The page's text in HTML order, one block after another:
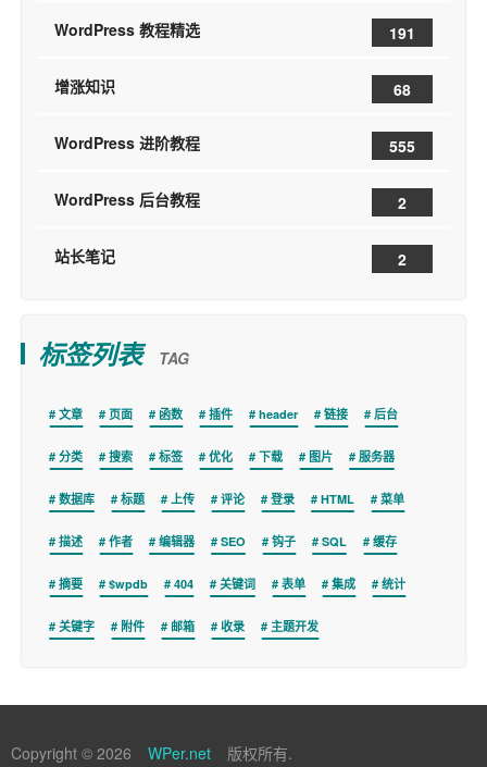
WordPress 教程精选 191
增涨知识 68
WordPress 进阶教程 555
WordPress 后台教程 2
站长笔记 2
标签列表 TAG
文章 页面 函数 插件 header 链接 后台
分类 搜索 标签 优化 下载 图片 服务器
数据库 标题 上传 评论 登录 HTML 菜单
描述 作者 编辑器 SEO 钩子 SQL 缓存
摘要 $wpdb 404 关键词 表单 集成 统计
关键字 附件 邮箱 收录 主题开发
Copyright © 2026 WPer.net 版权所有.